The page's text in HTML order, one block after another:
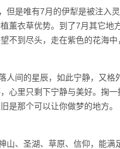
但是唯有7月的伊犁是被注入
薰衣草优势。到了7月其它
不到尽头，走在紫色的花海中
人间的星辰，如此宁静，又
心里只剩下宁静与美好。掬
是那个可以让你做梦的地方。
山、圣湖、草原、信仰，能